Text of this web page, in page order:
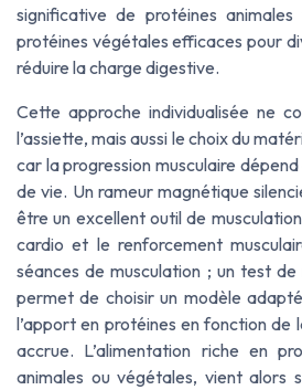
significative de protéines
protéines végétales efficaces pour
réduire la charge digestive.
Cette approche individualisée ne
l’assiette, mais aussi le choix du
car la progression musculaire dépend
de vie. Un rameur magnétique
être un excellent outil de
cardio et le renforcement
séances de musculation ; un test
permet de choisir un modèle
l’apport en protéines en fonction de
accrue. L’alimentation riche en
animales ou végétales, vient alors